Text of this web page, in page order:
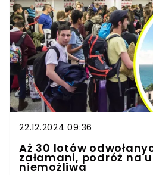
22.12.2024 09:36
Aż 30 lotów
załamani, podróż na
niemożliwa